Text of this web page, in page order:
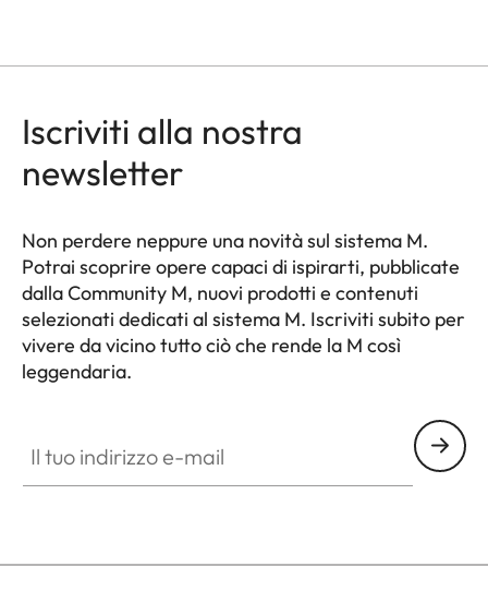
Iscriviti alla nostra
newsletter
Non perdere neppure una novità sul sistema M.
Potrai scoprire opere capaci di ispirarti, pubblicate
dalla Community M, nuovi prodotti e contenuti
selezionati dedicati al sistema M. Iscriviti subito per
vivere da vicino tutto ciò che rende la M così
leggendaria.